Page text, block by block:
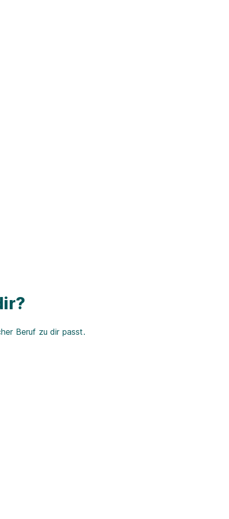
Beruf zu dir passt.